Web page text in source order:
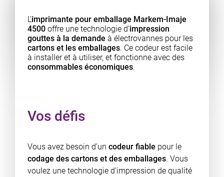
L'imprimante pour emballage Markem-Imaje
4500offre une technologie d’impression
gouttes à la demande à électrovannes pour les
cartons et les emballages. Ce codeur est facile
à installer et à utiliser, et fonctionne avec des
consommables économiques.
Vos défis
Vous avez besoin d’un codeur fiable pour le
codage des cartons et des emballages. Vous
voulez une technologie d’impression de qualité